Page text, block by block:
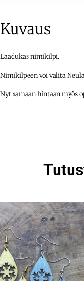
Kuvaus
Laadukas nimikilpi.
Nimikilpeen voi valita
Nyt samaan hintaan myös